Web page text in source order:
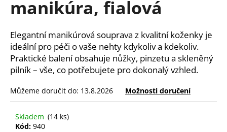
manikúra, fialová
Elegantní manikúrová souprava z kvalitní koženky je
ideální pro péči o vaše nehty kdykoliv a kdekoliv.
Praktické balení obsahuje nůžky, pinzetu a skleněný
pilník – vše, co potřebujete pro dokonalý vzhled.
Můžeme doručit do: 13.8.2026 Možnosti doručení
Skladem (14 ks)
Kód: 940
a
í
t
?
HLEDAT